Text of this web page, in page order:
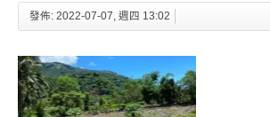
發佈: 2022-07-07, 週四 13:02